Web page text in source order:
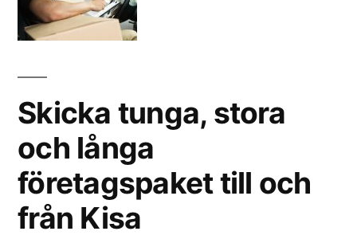
Skicka tunga, stora
och långa
företagspaket till och
från Kisa